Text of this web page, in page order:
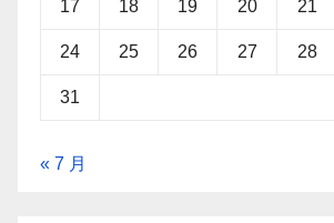
17 18 19 20 21
24 25 26 27 28
31
« 7 月